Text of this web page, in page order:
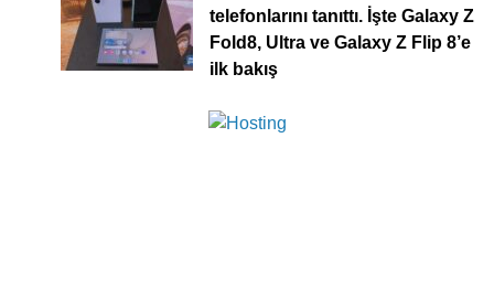
telefonlarını tanıttı. İşte Galaxy Z
Fold8, Ultra ve Galaxy Z Flip 8’e
ilk bakış